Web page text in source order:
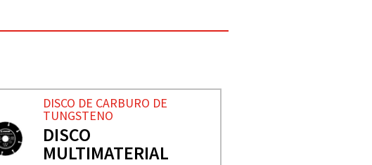
DISCO DE CARBURO DE
TUNGSTENO
DISCO
MULTIMATERIAL